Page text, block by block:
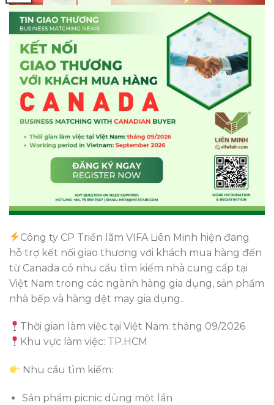
Công ty CP Triển lãm VIFA Liên Minh hiện đang
hỗ trợ kết nối giao thương với khách mua hàng đến
từ Canada có nhu cầu tìm kiếm nhà cung cấp tại
Việt Nam trong các ngành hàng gia dụng, sản phẩm
nhà bếp và hàng dệt may gia dụng..
Thời gian làm việc tại Việt Nam: tháng 09/2026
Khu vực làm việc: TP.HCM
Nhu cầu tìm kiếm:
Sản phẩm picnic dùng một lần